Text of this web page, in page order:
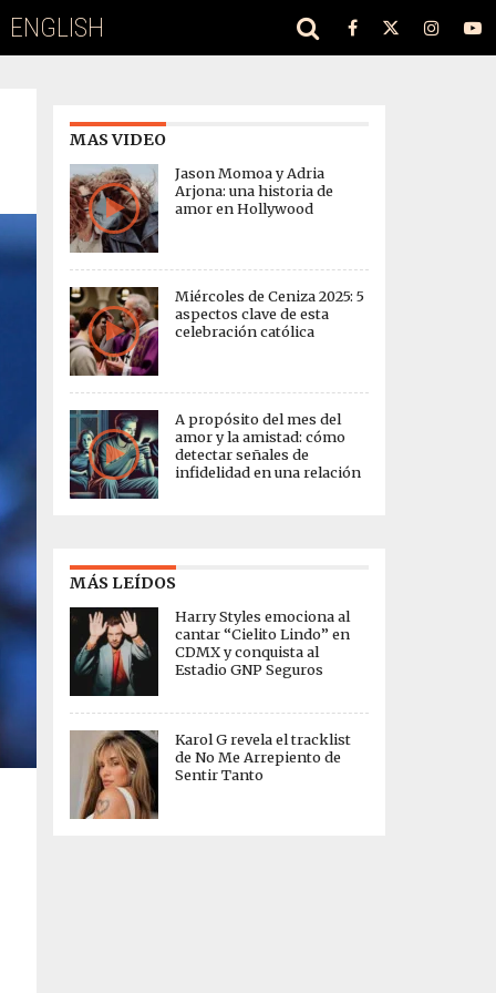
ENGLISH
MAS VIDEO
Jason Momoa y Adria
Arjona: una historia de
amor en Hollywood
Miércoles de Ceniza 2025: 5
aspectos clave de esta
celebración católica
A propósito del mes del
amor y la amistad: cómo
detectar señales de
infidelidad en una relación
MÁS LEÍDOS
Harry Styles emociona al
cantar “Cielito Lindo” en
CDMX y conquista al
Estadio GNP Seguros
Karol G revela el tracklist
de No Me Arrepiento de
Sentir Tanto